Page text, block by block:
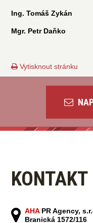
Ing. Tomáš Zykán
Mgr. Petr Daňko
Vytisknout stránku
KONTAKT
AHA PR Agency,
Branická 1572/116